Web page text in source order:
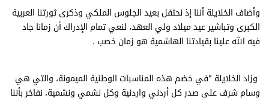
وأضاف الخلايلة أننا إذ نحتفل بعيد الجلوس الملكي وذكرى ثورتنا العربية
الكبرى وتباشير عيد ميلاد ولي العهد، لنعي تمام الإدراك أن زمانا جاد
فيه الله علينا بقيادتنا الهاشمية هو زمان خصب .
وزاد الخلايلة "في خضم هذه المناسبات الوطنية الميمونة، والتي هي
وسام شرف على صدر كل أردني واردنية وكل نشمي ونشمية، نفاخر بأننا